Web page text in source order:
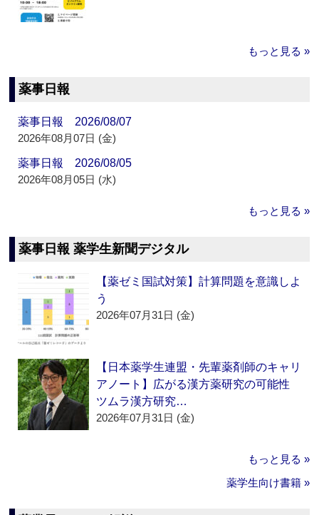
もっと見る »
薬事日報
薬事日報 2026/08/07
2026年08月07日 (金)
薬事日報 2026/08/05
2026年08月05日 (水)
もっと見る »
薬事日報 薬学生新聞デジタル
【薬ゼミ国試対策】計算問題を意識しよ
う
2026年07月31日 (金)
【日本薬学生連盟・先輩薬剤師のキャリ
アノート】広がる漢方薬研究の可能性
ツムラ漢方研究…
2026年07月31日 (金)
もっと見る »
薬学生向け書籍 »